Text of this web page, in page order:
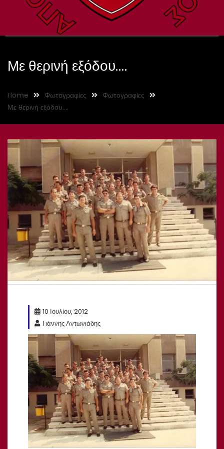
Με θερινή εξόδου….
Home Φωτογραφίες
Φωτογραφίες
Με θερινή εξόδου….
10 Ιουλίου, 2012
Γιάννης Αντωνιάδης